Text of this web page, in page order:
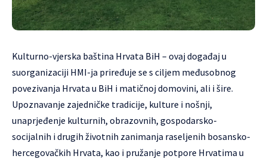
Kulturno-vjerska baština Hrvata BiH – ovaj događaj u
suorganizaciji HMI-ja priređuje se s ciljem međusobnog
povezivanja Hrvata u BiH i matičnoj domovini, ali i šire.
Upoznavanje zajedničke tradicije, kulture i nošnji,
unaprjeđenje kulturnih, obrazovnih, gospodarsko-
socijalnih i drugih životnih zanimanja raseljenih bosansko-
hercegovačkih Hrvata, kao i pružanje potpore Hrvatima u